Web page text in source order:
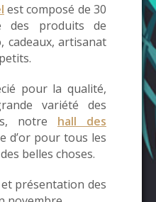
est composé de 30
des produits de
cadeaux, artisanat
pour la qualité,
variété des
notre hall des
d’or pour tous les
belles choses.
présentation des